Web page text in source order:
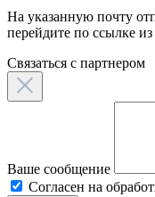
На указанную почту
перейдите по ссылке
Связаться c партнером
Ваше сообщение
Согласен на